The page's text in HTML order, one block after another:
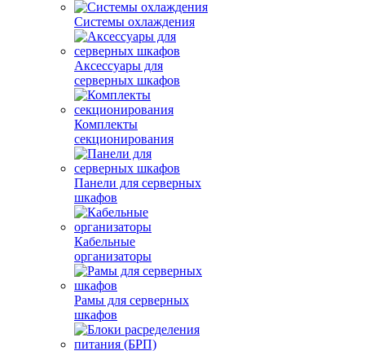
Системы охлаждения
Аксессуары для
серверных шкафов
Комплекты
секционирования
Панели для серверных
шкафов
Кабельные
организаторы
Рамы для серверных
шкафов